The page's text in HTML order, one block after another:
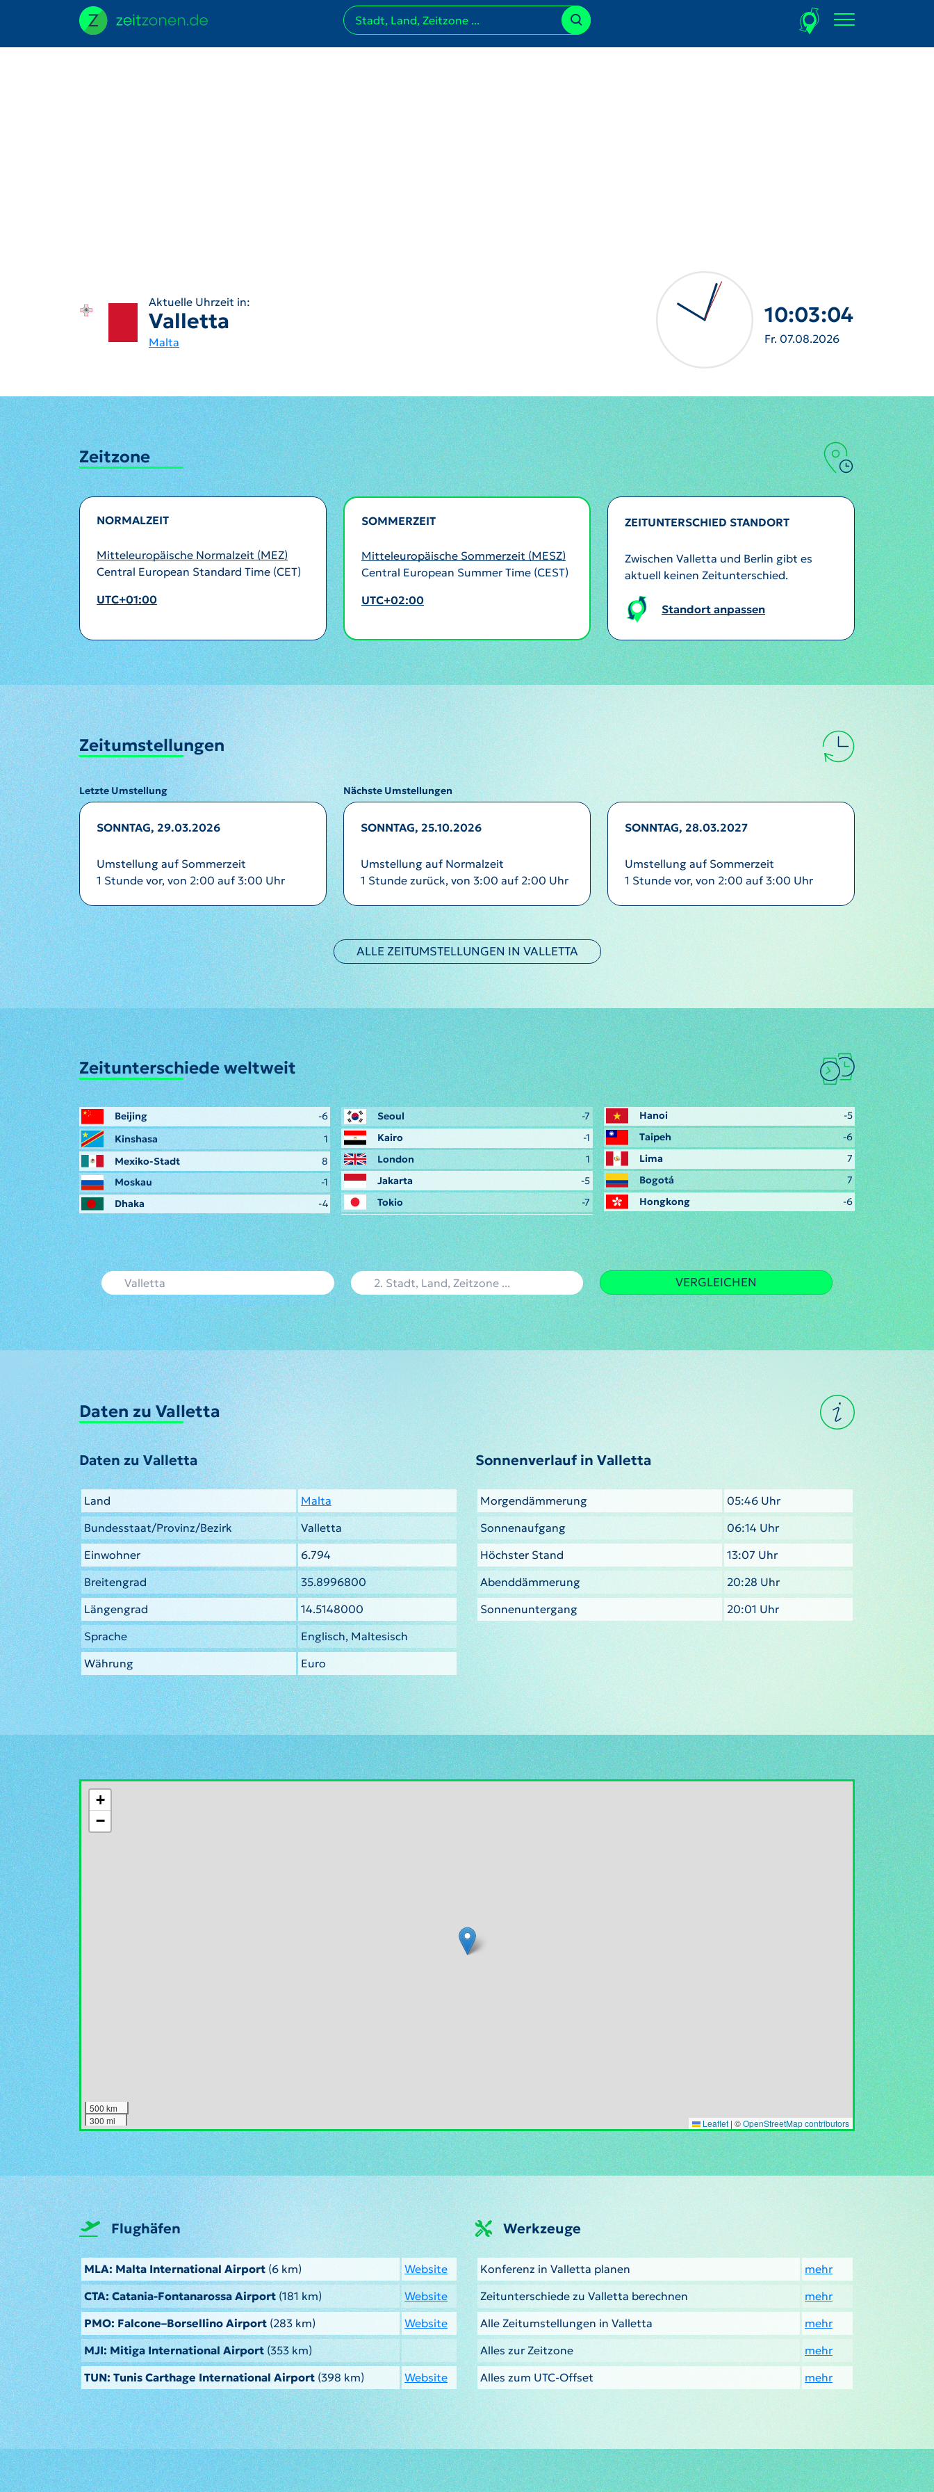
Aktuelle Uhrzeit in:
Valletta
Malta
10:03:06
Fr. 07.08.2026
Zeitzone
NORMALZEIT
Mitteleuropäische Normalzeit (MEZ)
Central European Standard Time (CET)
UTC+01:00
SOMMERZEIT
Mitteleuropäische Sommerzeit (MESZ)
Central European Summer Time (CEST)
UTC+02:00
ZEITUNTERSCHIED STANDORT
Zwischen Valletta und Berlin gibt es
aktuell keinen Zeitunterschied.
Standort anpassen
Zeitumstellungen
Letzte Umstellung Nächste Umstellungen
SONNTAG, 29.03.2026
Umstellung auf Sommerzeit
1 Stunde vor, von 2:00 auf 3:00 Uhr
SONNTAG, 25.10.2026
Umstellung auf Normalzeit
1 Stunde zurück, von 3:00 auf 2:00 Uhr
SONNTAG, 28.03.2027
Umstellung auf Sommerzeit
1 Stunde vor, von 2:00 auf 3:00 Uhr
ALLE ZEITUMSTELLUNGEN IN VALLETTA
Zeitunterschiede weltweit
Beijing
-6
Kinshasa
1
Mexiko-Stadt
8
Moskau
-1
Dhaka
-4
Seoul
-7
Kairo
-1
London
1
Jakarta
-5
Tokio
-7
Hanoi
-5
Taipeh
-6
Lima
7
Bogotá
7
Hongkong
-6
VERGLEICHEN
Daten zu Valletta
Daten zu Valletta
Land
Malta
Bundesstaat/Provinz/Bezirk
Valletta
Einwohner
6.794
Breitengrad
35.8996800
Längengrad
14.5148000
Sprache
Englisch, Maltesisch
Währung
Euro
Sonnenverlauf in Valletta
Morgendämmerung
05:46 Uhr
Sonnenaufgang
06:14 Uhr
Höchster Stand
13:07 Uhr
Abenddämmerung
20:28 Uhr
Sonnenuntergang
20:01 Uhr
+
−
500 km
300 mi
Leaflet | ©OpenStreetMap contributors
Flughäfen
MLA: Malta International Airport (6 km)
Website
CTA: Catania-Fontanarossa Airport(181 km)
Website
PMO: Falcone–Borsellino Airport (283 km)
Website
MJI: Mitiga International Airport(353 km)
TUN: Tunis Carthage International Airport (398 km) Website
Werkzeuge
Konferenz in Valletta planen
mehr
Zeitunterschiede zu Valletta berechnen
mehr
Alle Zeitumstellungen in Valletta
mehr
Alles zur Zeitzone
mehr
Alles zum UTC-Offset
mehr